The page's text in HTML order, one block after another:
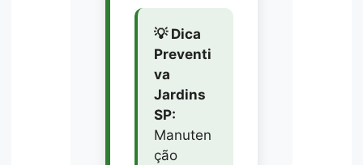
💡 Dica
Preventi
va
Jardins
SP:
Manuten
ção